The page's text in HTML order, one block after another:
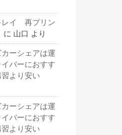
レイ 再プリン
に 山口 より
カーシェアは運
バーにおすす
習より安い
カーシェアは運
バーにおすす
習より安い